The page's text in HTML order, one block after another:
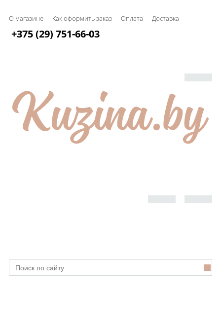
О магазине Как оформить заказ Оплата Доставка
+375 (29) 751-66-03